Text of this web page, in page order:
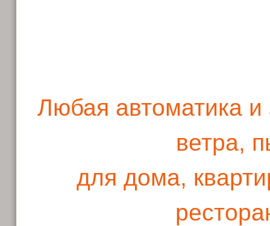
Любая автоматика
ветра,
для дома,